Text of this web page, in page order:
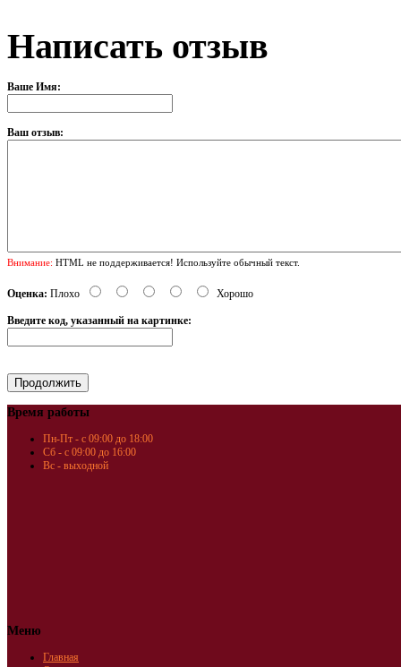
Написать отзыв
Ваше Имя:
Ваш отзыв:
Внимание: HTML не поддерживается! Используйте обычный текст.
Оценка: Плохо Хорошо
Введите код, указанный на картинке:
Время работы
Пн-Пт - с 09:00 до 18:00
Сб - с 09:00 до 16:00
Вс - выходной
Меню
Главная